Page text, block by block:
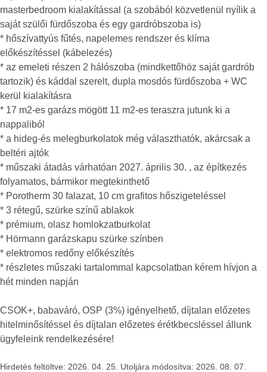
masterbedroom kialakítással (a szobából közvetlenül nyílik a
saját szülői fürdőszoba és egy gardróbszoba is)
* hőszívattyús fűtés, napelemes rendszer és klíma
előkészítéssel (kábelezés)
* az emeleti részen 2 hálószoba (mindkettőhöz saját gardrób
tartozik) és káddal szerelt, dupla mosdós fürdőszoba + WC
kerül kialakításra
* 17 m2-es garázs mögött 11 m2-es teraszra jutunk ki a
nappaliból
* a hideg-és melegburkolatok még választhatók, akárcsak a
beltéri ajtók
* műszaki átadás várhatóan 2027. április 30. , az építkezés
folyamatos, bármikor megtekinthető
* Porotherm 30 falazat, 10 cm grafitos hőszigeteléssel
* 3 rétegű, szürke színű ablakok
* prémium, olasz homlokzatburkolat
* Hörmann garázskapu szürke színben
* elektromos redőny előkészítés
* részletes műszaki tartalommal kapcsolatban kérem hívjon a
hét minden napján
CSOK+, babaváró, OSP (3%) igényelhető, díjtalan előzetes
hitelminősítéssel és díjtalan előzetes érétkbecsléssel állunk
ügyfeleink rendelkezésére!
Hirdetés feltöltve: 2026. 04. 25. Utoljára módosítva: 2026. 08. 07.